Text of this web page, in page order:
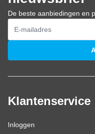
De beste aanbiedingen en
E-mailadres
Klantenservice
Inloggen